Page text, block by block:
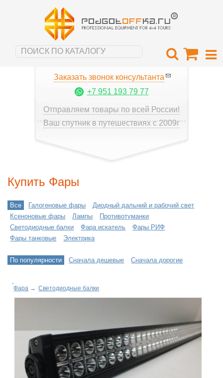
Заказать звонок консультанта
+7 951 193 79 77
Отправляем товары по всей России!
Ваш спутник в путешествиях с 2009г
Купить Фары
Все Галогеновые фары
Диодный дальний и рабочий свет
Ксеноновые фары
Лампы
Противотуманки
Светодиодные балки
Фара искатель
Фары РИФ
Фары танковые
Электрика
По популярности Сначала дешевые Сначала дорогие
Фара → Светодиодные балки